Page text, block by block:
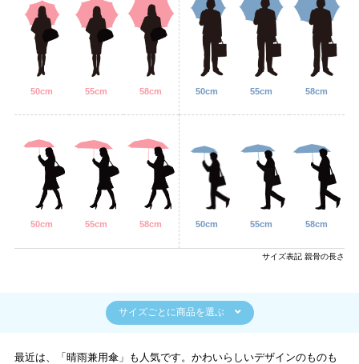
50cm 55cm 58cm 50cm 55cm 58cm
50cm 55cm 58cm 50cm 55cm 58cm
サイズ表記 親骨の長さ
サイズごとに商品を選ぶ
最近は、「晴雨兼用傘」も人気です。かわいらしいデザインのものも